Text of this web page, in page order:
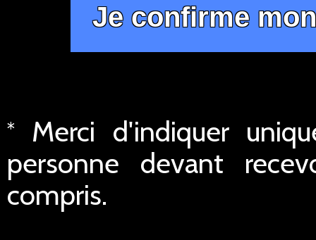
*
Merci d'indiquer
personne devant
compris.